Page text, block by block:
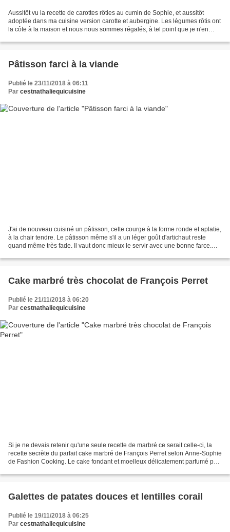
Aussitôt vu la recette de carottes rôties au cumin de Sophie, et aussitôt
adoptée dans ma cuisine version carotte et aubergine. Les légumes rôtis ont
la côte à la maison et nous nous sommes régalés, à tel point que je n'en
Pâtisson farci à la viande
Publié le 23/11/2018 à 06:11
Par cestnathaliequicuisine
J'ai de nouveau cuisiné un pâtisson, cette courge à la forme ronde et aplatie,
à la chair tendre. Le pâtisson même s'il a un léger goût d'artichaut reste
quand même très fade. Il vaut donc mieux le servir avec une bonne farce.
Cake marbré très chocolat de François Perret
Publié le 21/11/2018 à 06:20
Par cestnathaliequicuisine
Si je ne devais retenir qu'une seule recette de marbré ce serait celle-ci, la
recette secrète du parfait cake marbré de François Perret selon Anne-Sophie
de Fashion Cooking. Le cake fondant et moelleux délicatement parfumé par
Galettes de patates douces et lentilles corail
Publié le 19/11/2018 à 06:25
Par cestnathaliequicuisine